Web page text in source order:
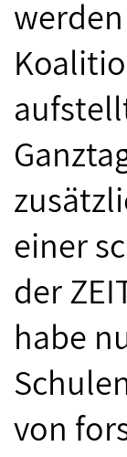
einer
der
habe
von